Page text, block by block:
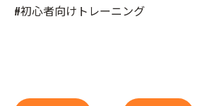
#初心者向けトレーニング